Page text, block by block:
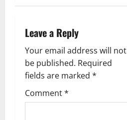
v
i
g
a
Leave a Reply
Your email address will not
be published. Required
fields are marked *
Comment*